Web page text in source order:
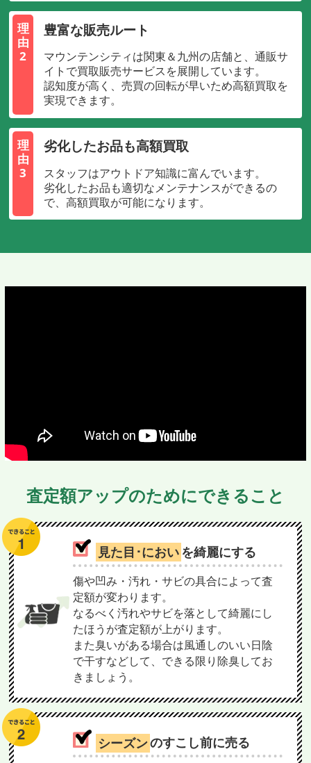
理
由
2
豊富な販売ルート
マウンテンシティは関東＆九州の店舗と、通販サ
イトで買取販売サービスを展開しています。
認知度が高く、売買の回転が早いため高額買取を
実現できます。
理
由
3
劣化したお品も高額買取
スタッフはアウトドア知識に富んでいます。
劣化したお品も適切なメンテナンスができるの
で、高額買取が可能になります。
査定額アップのためにできること
見た目･におい を綺麗にする
傷や凹み・汚れ・サビの具合によって査
定額が変わります。
なるべく汚れやサビを落として綺麗にし
たほうが査定額が上がります。
また臭いがある場合は風通しのいい日陰
で干すなどして、できる限り除臭してお
きましょう。
シーズンのすこし前に売る